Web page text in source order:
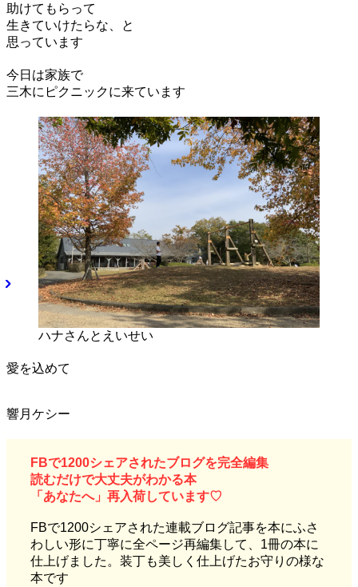
助けてもらって
生きていけたらな、と
思っています
今日は家族で
三木にピクニックに来ています
ハナさんとえいせい
愛を込めて
響月ケシー
FBで1200シェアされたブログを完全編集
読むだけで大丈夫がわかる本
「あなたへ」再入荷しています♡
FBで1200シェアされた連載ブログ記事を本にふさ
わしい形に丁寧に全ページ再編集して、1冊の本に
仕上げました。装丁も美しく仕上げたお守りの様な
本です